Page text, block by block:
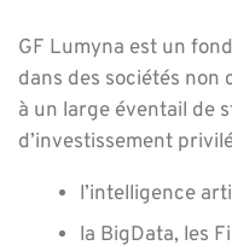
GF Lumyna est un
dans des sociétés non
à un large éventail de
d’investissement
l’intelligence
la BigData, les